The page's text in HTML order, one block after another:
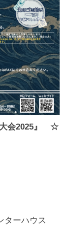
会2025』 ☆
ターハウス